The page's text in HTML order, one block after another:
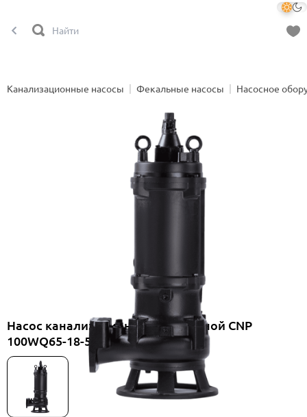
Канализационные насосы Фекальные насосы Насосное
Насос канализационный погружной CNP
100WQ65-18-5.5ES(I)